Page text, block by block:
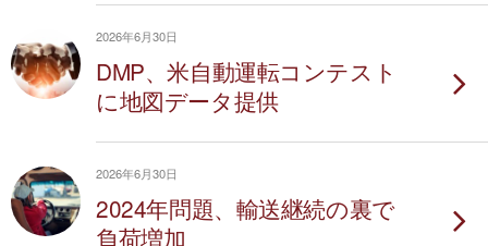
2026年6月30日
DMP、米自動運転コンテスト
に地図データ提供
2026年6月30日
2024年問題、輸送継続の裏で
負荷増加